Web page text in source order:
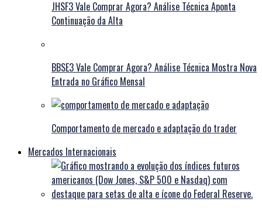
JHSF3 Vale Comprar Agora? Análise Técnica Aponta
Continuação da Alta
BBSE3 Vale Comprar Agora? Análise Técnica Mostra Nova
Entrada no Gráfico Mensal
Comportamento de mercado e adaptação do trader
Mercados Internacionais